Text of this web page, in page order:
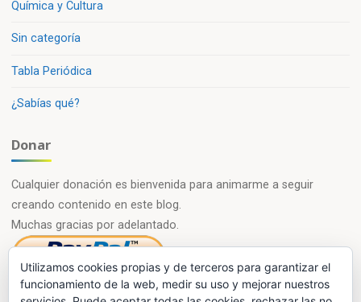
Química y Cultura
Sin categoría
Tabla Periódica
¿Sabías qué?
Donar
Cualquier donación es bienvenida para animarme a seguir
creando contenido en este blog.
Muchas gracias por adelantado.
Utilizamos cookies propias y de terceros para garantizar el
funcionamiento de la web, medir su uso y mejorar nuestros